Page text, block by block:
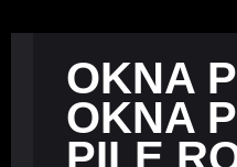
OKNA
OKNA
PILE